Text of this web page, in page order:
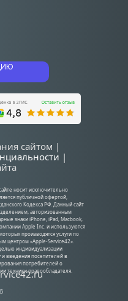
носит исключительно
публичной офертой,
Кодекса РФ. Данный сайт
авторизованным
знаки iPhone, iPad, Macbook,
Apple Inc. и используются
производятся услуги по
центром «Apple-Service42».
индивидуализации
и введения посетителей в
потребителей о
техники правообладателя.
|